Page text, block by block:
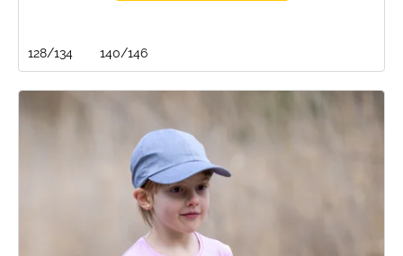
128/134 140/146